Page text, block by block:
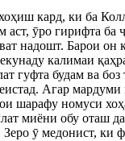
кард, ки ба
аст, ӯро гирифта
надошт. Барои
калимаи
гуфта будам ва
Агар
шарафу номуси
миёни обу оташ
ӯ медонист, ки